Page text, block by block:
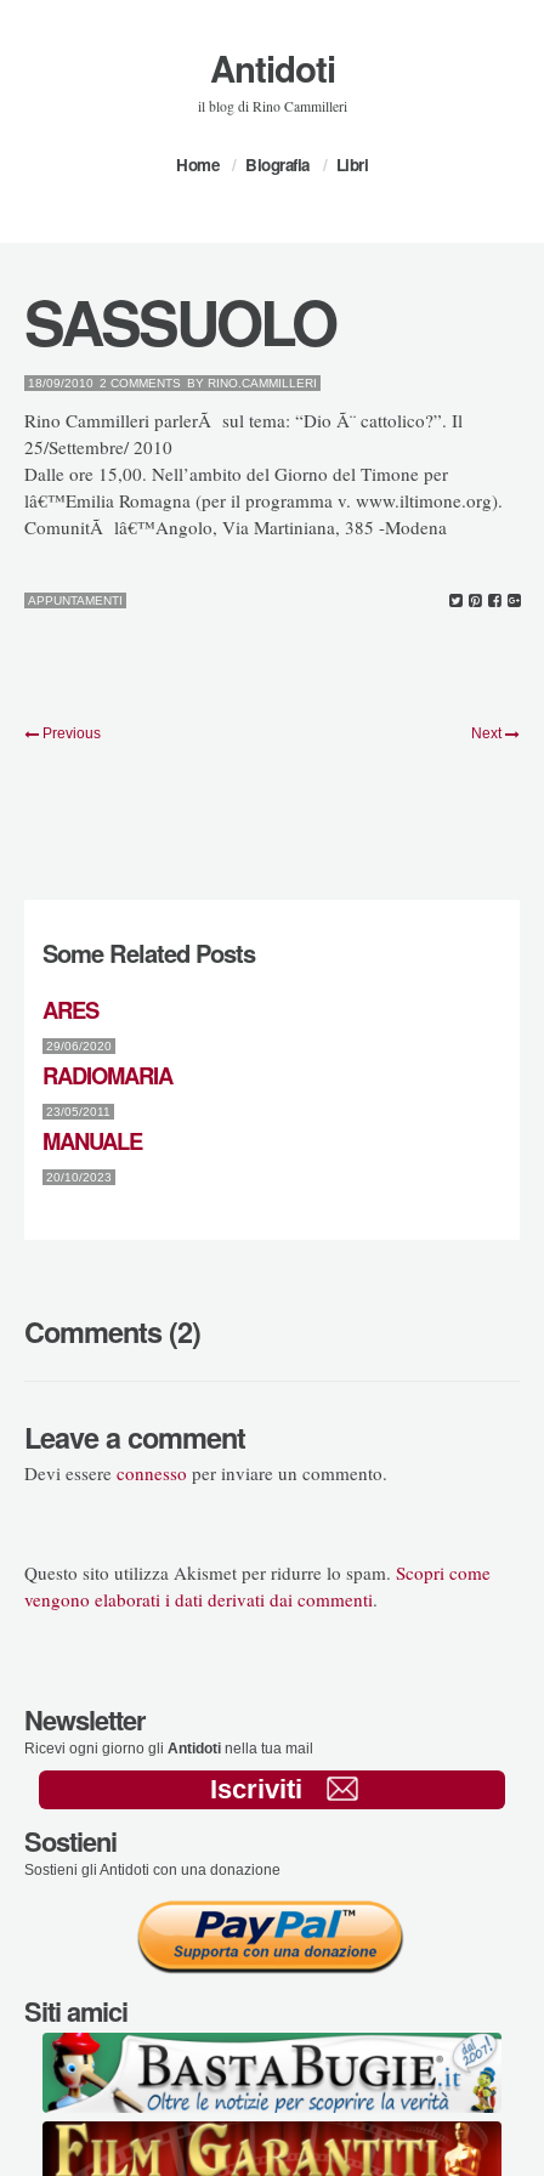
Antidoti
il blog di Rino Cammilleri
Home Biografia Libri
SASSUOLO
18/09/2010 2 COMMENTS BY RINO.CAMMILLERI
Rino Cammilleri parlerÃ sul tema: “Dio Ã¨ cattolico?”. Il
25/Settembre/ 2010
Dalle ore 15,00. Nell’ambito del Giorno del Timone per
lâ€™Emilia Romagna (per il programma v. www.iltimone.org).
ComunitÃ lâ€™Angolo, Via Martiniana, 385 -Modena
APPUNTAMENTI
Previous Next
Some Related Posts
ARES
29/06/2020
RADIOMARIA
23/05/2011
MANUALE
20/10/2023
Comments (2)
Leave a comment
Devi essere connesso per inviare un commento.
Questo sito utilizza Akismet per ridurre lo spam. Scopri come
vengono elaborati i dati derivati dai commenti.
Newsletter
Ricevi ogni giorno gli Antidoti nella tua mail
Iscriviti
Sostieni
Sostieni gli Antidoti con una donazione
Siti amici